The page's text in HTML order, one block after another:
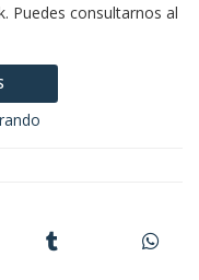
Puedes consultarnos al